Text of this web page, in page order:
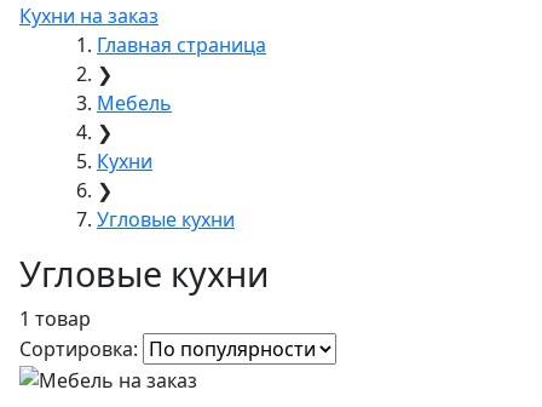
Кухни на заказ
Главная страница
❯
Мебель
❯
Кухни
❯
Угловые кухни
Угловые кухни
1 товар
Сортировка: